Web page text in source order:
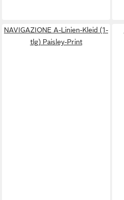
NAVIGAZIONE A-Linien-Kleid (1-
tlg) Paisley-Print